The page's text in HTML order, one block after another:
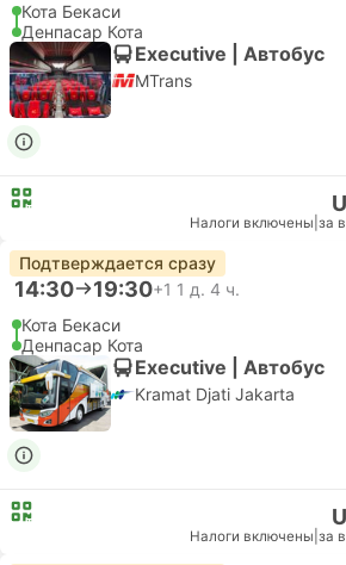
Кота Бекаси
Денпасар Кота
Executive | Автобус
MTrans
Налоги включены за
Подтверждается сразу
14:30 19:30+1 1 д. 4 ч.
Кота Бекаси
Денпасар Кота
Executive | Автобус
Kramat Djati Jakarta
Налоги включены за